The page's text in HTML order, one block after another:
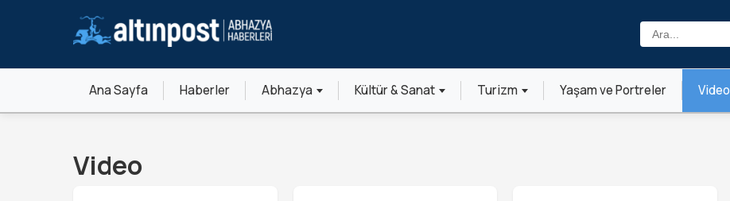
Ara:
Ana Sayfa Haberler Abhazya Kültür & Sanat Turizm Yaşam ve Portreler Video
Video